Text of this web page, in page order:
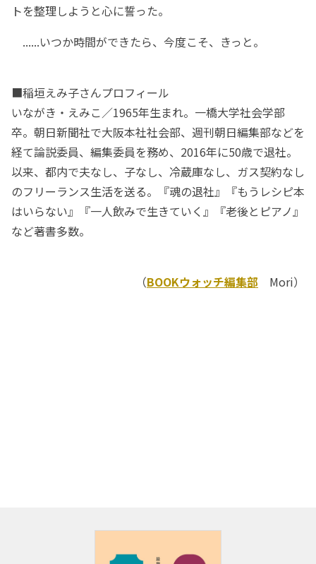
トを整理しようと心に誓った。
......いつか時間ができたら、今度こそ、きっと。
■稲垣えみ子さんプロフィール
いながき・えみこ／1965年生まれ。一橋大学社会学部
卒。朝日新聞社で大阪本社社会部、週刊朝日編集部などを
経て論説委員、編集委員を務め、2016年に50歳で退社。
以来、都内で夫なし、子なし、冷蔵庫なし、ガス契約なし
のフリーランス生活を送る。『魂の退社』『もうレシピ本
はいらない』『一人飲みで生きていく』『老後とピアノ』
など著書多数。
（BOOKウォッチ編集部 Mori）